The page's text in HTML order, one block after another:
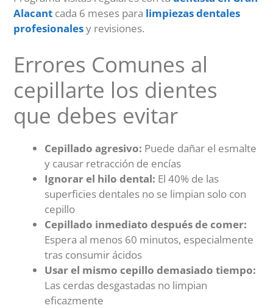
Alacant cada 6 meses para limpiezas dentales
profesionalesy revisiones.
Errores Comunes al
cepillarte los dientes
que debes evitar
Cepillado agresivo: Puede dañar el esmalte
y causar retracción de encías
Ignorar el hilo dental: El 40% de las
superficies dentales no se limpian solo con
cepillo
Cepillado inmediato después de comer:
Espera al menos 60 minutos, especialmente
tras consumir ácidos
Usar el mismo cepillo demasiado tiempo:
Las cerdas desgastadas no limpian
eficazmente